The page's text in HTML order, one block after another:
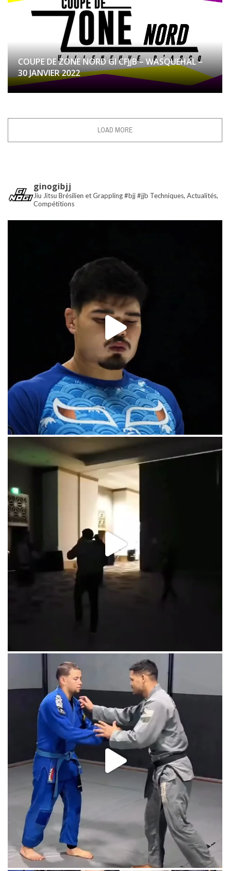
COUPE DE ZONE NORD GI CFJJB – WASQUEHAL –
30 JANVIER 2022
LOAD MORE
ginogibjj
Jiu Jitsu Brésilien et Grappling #bjj #jjb Techniques, Actualités,
Compétitions